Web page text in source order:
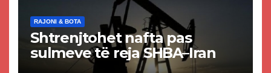
RAJONI & BOTA
Shtrenjtohet nafta pas
sulmeve të reja SHBA–Iran